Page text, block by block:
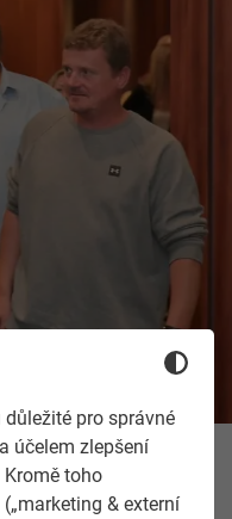
pro správné
účelem zlepšení
toho
& externí